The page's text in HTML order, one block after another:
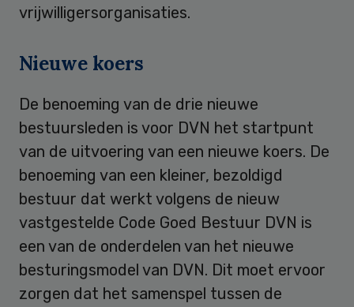
vrijwilligersorganisaties.
Nieuwe koers
De benoeming van de drie nieuwe
bestuursleden is voor DVN het startpunt
van de uitvoering van een nieuwe koers. De
benoeming van een kleiner, bezoldigd
bestuur dat werkt volgens de nieuw
vastgestelde Code Goed Bestuur DVN is
een van de onderdelen van het nieuwe
besturingsmodel van DVN. Dit moet ervoor
zorgen dat het samenspel tussen de